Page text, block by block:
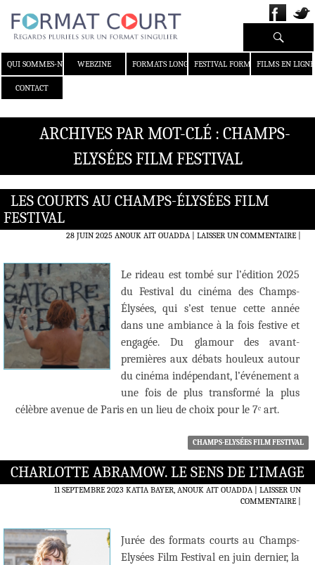
QUI SOMMES-NOUS ?WEBZINE FORMATS LONGS FESTIVAL FORMAT COURT
FILMS EN LIGNE
CONTACT
Recherche
ARCHIVES PAR MOT-CLÉ : CHAMPS-
ELYSÉES FILM FESTIVAL
LES COURTS AU CHAMPS-ÉLYSÉES FILM
FESTIVAL
28 JUIN 2025 ANOUK AIT OUADDA LAISSER UN COMMENTAIRE|
Le rideau est tombé sur l’édition 2025
du Festival du cinéma des Champs-
Élysées, qui s’est tenue cette année
dans une ambiance à la fois festive et
engagée. Du glamour des avant-
premières aux débats houleux autour
du cinéma indépendant, l’événement a
une fois de plus transformé la plus
célèbre avenue de Paris en un lieu de choix pour le 7ᵉ art.
CHAMPS-ELYSÉES FILM FESTIVAL
CHARLOTTE ABRAMOW. LE SENS DE L’IMAGE
11 SEPTEMBRE 2023 KATIA BAYER, ANOUK AIT OUADDA
LAISSER UN
COMMENTAIRE|
Jurée des formats courts au Champs-
Elysées Film Festival en juin dernier, la